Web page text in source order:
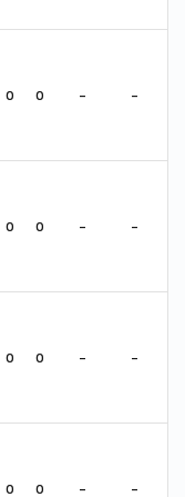
0 0 - -
0 0 - -
0 0 - -
0 0 - -